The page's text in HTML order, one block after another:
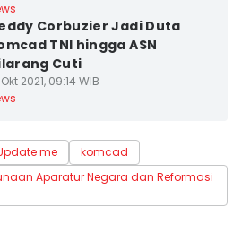
Corbuzier Jadi Duta
TNI hingga ASN
Cuti
2021, 09:14 WIB
me
komcad
Aparatur Negara dan Reformasi